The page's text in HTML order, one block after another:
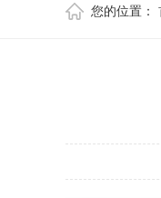
您的位置：